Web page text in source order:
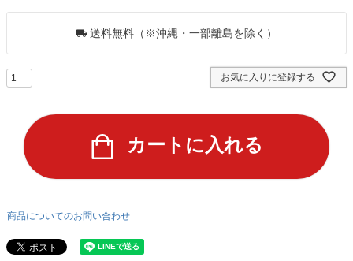
送料無料（※沖縄・一部離島を除く）
お気に入りに登録する
カートに入れる
商品についてのお問い合わせ